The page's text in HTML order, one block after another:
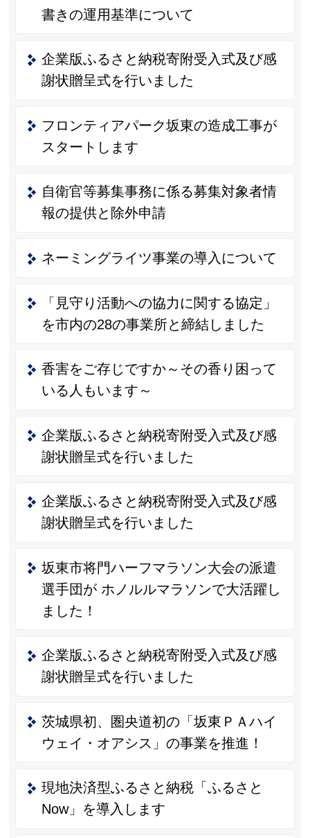
書きの運用基準について
企業版ふるさと納税寄附受入式及び感
謝状贈呈式を行いました
フロンティアパーク坂東の造成工事が
スタートします
自衛官等募集事務に係る募集対象者情
報の提供と除外申請
ネーミングライツ事業の導入について
「見守り活動への協力に関する協定」
を市内の28の事業所と締結しました
香害をご存じですか～その香り困って
いる人もいます～
企業版ふるさと納税寄附受入式及び感
謝状贈呈式を行いました
企業版ふるさと納税寄附受入式及び感
謝状贈呈式を行いました
坂東市将門ハーフマラソン大会の派遣
選手団が ホノルルマラソンで大活躍し
ました！
企業版ふるさと納税寄附受入式及び感
謝状贈呈式を行いました
茨城県初、圏央道初の「坂東ＰＡハイ
ウェイ・オアシス」の事業を推進！
現地決済型ふるさと納税「ふるさと
Now」を導入します